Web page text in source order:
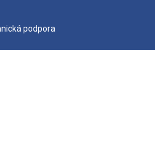
podpora